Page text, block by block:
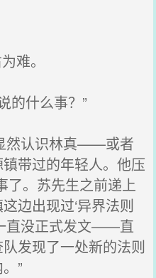
难。
的什么事？”
然认识林真——或者
带过的年轻人。他压
了。苏先生之前递上
边出现过‘异界法则
直没正式发文——直
发现了一处新的法则
”